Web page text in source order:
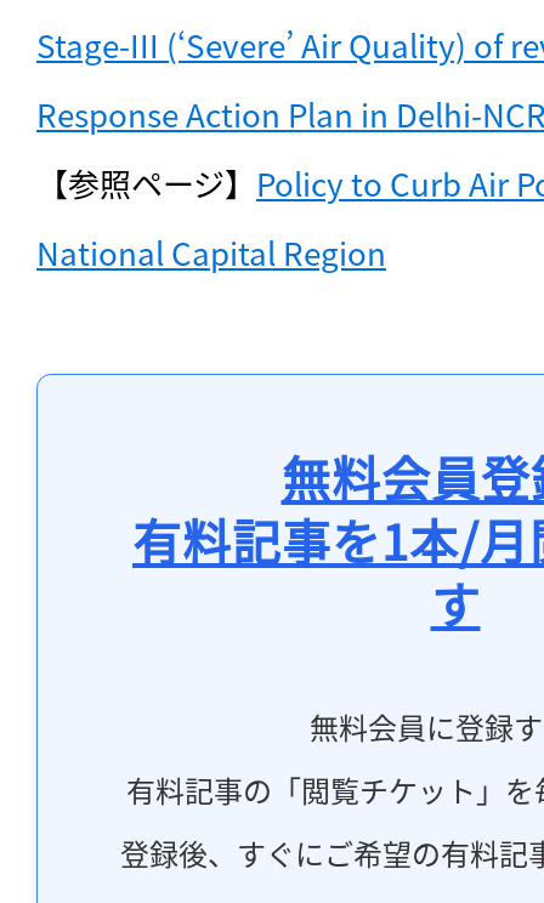
Stage-III (‘Severe’ Air Quality) of
Response Action Plan in Delhi-
【参照ページ】 Policy to Curb Air
National Capital Region
無料会員
有料記事を1本/
す
無料会員に登録
有料記事の「閲覧チケット」
登録後、すぐにご希望の有料記